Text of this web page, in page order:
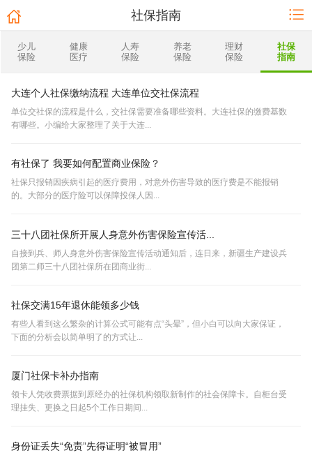
社保指南
少儿
保险
健康
医疗
人寿
保险
养老
保险
理财
保险
社保
指南
大连个人社保缴纳流程 大连单位交社保流程
单位交社保的流程是什么，交社保需要准备哪些资料。大连社保的缴费基数
有哪些。小编给大家整理了关于大连...
有社保了 我要如何配置商业保险？
社保只报销因疾病引起的医疗费用，对意外伤害导致的医疗费是不能报销
的。大部分的医疗险可以保障投保人因...
三十八团社保所开展人身意外伤害保险宣传活...
自接到兵、师人身意外伤害保险宣传活动通知后，连日来，新疆生产建设兵
团第二师三十八团社保所在团商业街...
社保交满15年退休能领多少钱
有些人看到这么繁杂的计算公式可能有点“头晕”，但小白可以向大家保证，
下面的分析会以简单明了的方式让...
厦门社保卡补办指南
领卡人凭收费票据到原经办的社保机构领取新制作的社会保障卡。自柜台受
理挂失、更换之日起5个工作日期间...
身份证丢失“免责”先得证明“被冒用”